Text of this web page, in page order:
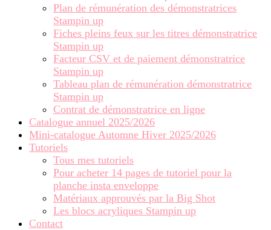
Plan de rémunération des démonstratrices
Stampin up
Fiches pleins feux sur les titres démonstratrice
Stampin up
Facteur CSV et de paiement démonstratrice
Stampin up
Tableau plan de rémunération démonstratrice
Stampin up
Contrat de démonstratrice en ligne
Catalogue annuel 2025/2026
Mini-catalogue Automne Hiver 2025/2026
Tutoriels
Tous mes tutoriels
Pour acheter 14 pages de tutoriel pour la
planche insta enveloppe
Matériaux approuvés par la Big Shot
Les blocs acryliques Stampin up
Contact